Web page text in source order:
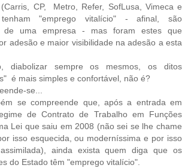
CP, Metro, Refer, SofLusa, Vimeca e
tenham "emprego vitalício" - afinal, são
de uma empresa - mas foram estes que
adesão e maior visibilidade na adesão a esta
diabolizar sempre os mesmos, os ditos
é mais simples e confortável, não é?
se...
se compreende que, após a entrada em
de Contrato de Trabalho em Funções
Lei que saiu em 2008 (não sei se lhe chame
isso esquecida, ou moderníssima e por isso
ainda exista quem diga que os
do Estado têm "emprego vitalício".